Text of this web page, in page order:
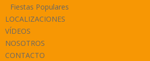
Fiestas Populares
LOCALIZACIONES
VÍDEOS
NOSOTROS
CONTACTO